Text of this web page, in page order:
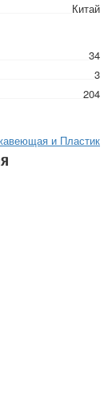
Китай
34
3
204
и Пластик